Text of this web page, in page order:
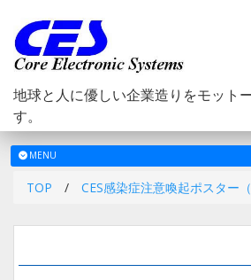
地球と人に優しい企業造りをモット
す。
メ
ニ
MENU
TOP / CES感染症注意喚起ポスター（